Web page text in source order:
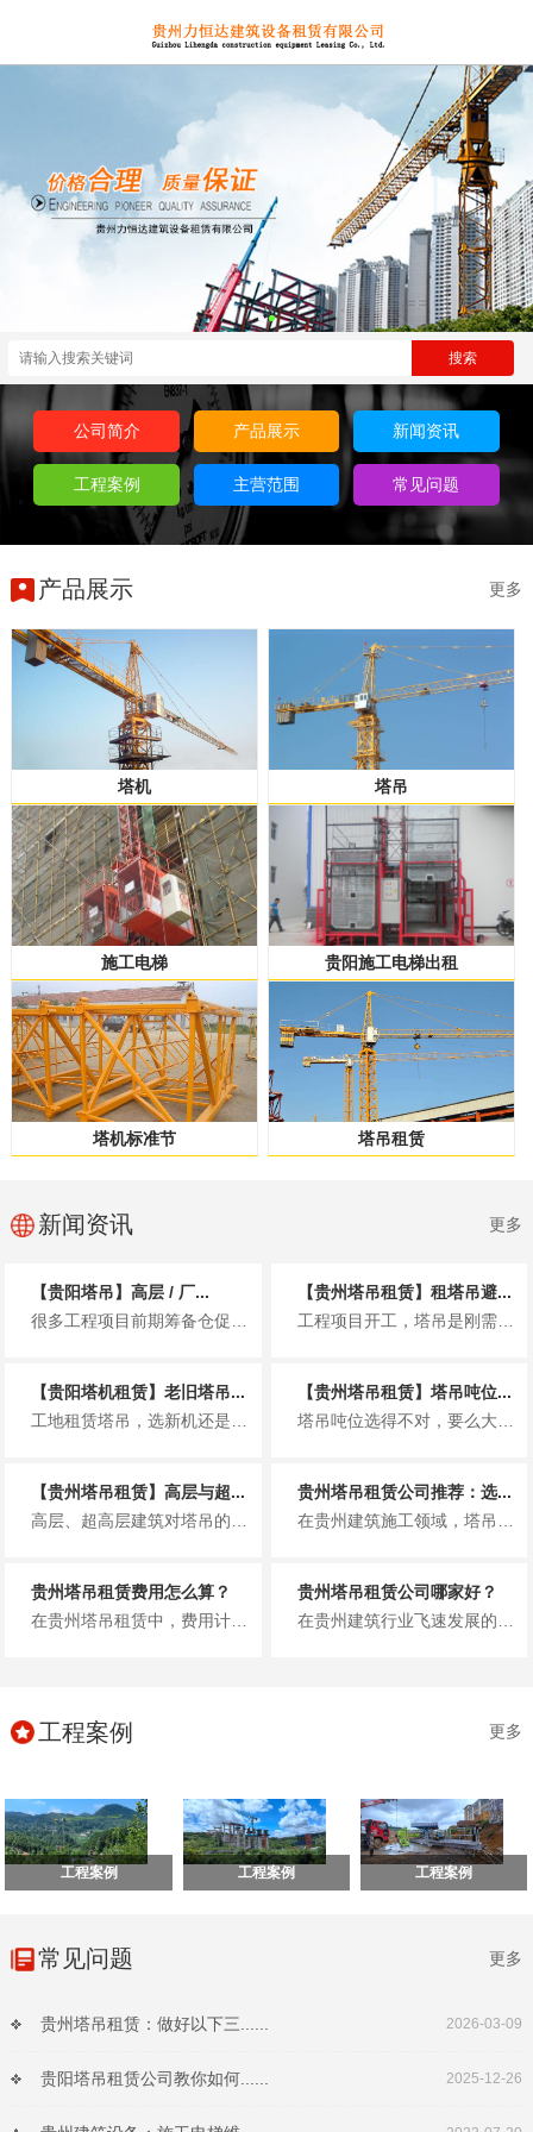
公司简介 产品展示 新闻资讯
工程案例 主营范围 常见问题
产品展示 更多
塔机 塔吊
施工电梯 贵阳施工电梯出租
塔机标准节 塔吊租赁
新闻资讯 更多
【贵阳塔吊】高层 / 厂...
很多工程项目前期筹备仓促，仅凭经验挑选塔吊，是造成租赁成本超支的常见原因。选型偏小，吊重、臂长达不到施工要求，吊装效率大...
【贵州塔吊租赁】租塔吊避...
工程项目开工，塔吊是刚需设备，很多施工老板只顾对比月租价格，忽略合同细节，等到设备进场、工程收尾结算，各类隐形费用接踵而...
【贵阳塔机租赁】老旧塔吊...
工地租赁塔吊，选新机还是老设备，各有优劣，结合工程需求挑选更划算。 一、老旧塔吊 1、优点 租赁价格更...
【贵州塔吊租赁】塔吊吨位...
塔吊吨位选得不对，要么大材小用浪费租金，要么承载力不足耽误工期、埋下安全隐患。精准匹配场地与工况，是工程降本增效的关键。...
【贵州塔吊租赁】高层与超...
高层、超高层建筑对塔吊的起重能力、高度、稳定性要求极高，选型直接影响施工安全与进度。 一般100 米以内高层，常用...
贵州塔吊租赁公司推荐：选...
在贵州建筑施工领域，塔吊是项目推进的核心装备。选择靠谱的塔吊租赁公司，直接关系到工程进度、安全与成本。结合贵州本地市场口...
贵州塔吊租赁费用怎么算？
在贵州塔吊租赁中，费用计算是工程负责人关心的核心问题，不少人因不清楚计费逻辑、担心隐形消费而困扰。其实，贵州塔吊租赁费用...
贵州塔吊租赁公司哪家好？
在贵州建筑行业飞速发展的当下，塔吊作为高空作业的核心设备，其租赁选择直接关系到工程进度、施工安全与项目成本。面对市场上众...
工程案例 更多
工程案例 工程案例 工程案例
常见问题 更多
贵州塔吊租赁：做好以下三...... 2026-03-09
贵阳塔吊租赁公司教你如何...... 2025-12-26